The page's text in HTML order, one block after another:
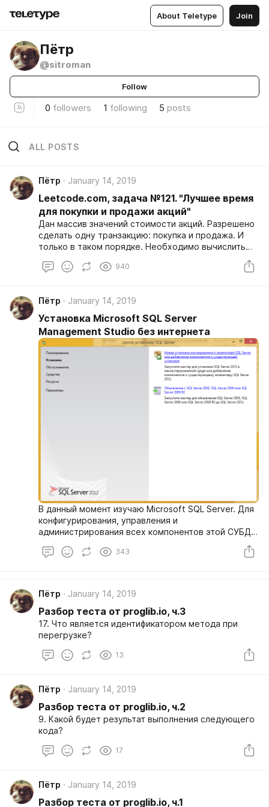
About Teletype Join
Пётр
@sitroman
Follow
0 followers 1 following 5 posts
ALL POSTS
Пётр January 14, 2019
Leetcode.com, задача №121. "Лучшее время
для покупки и продажи акций"
Дан массив значений стоимости акций. Разрешено
сделать одну транзакцию: покупка и продажа. И
только в таком порядке. Необходимо вычислить
максимальную прибыль, которую можно получить.
В противном случае вернуть 0.
940
Пётр January 14, 2019
Установка Microsoft SQL Server
Management Studio без интернета
В данный момент изучаю Microsoft SQL Server. Для
конфигурирования, управления и
администрирования всех компонентов этой СУБД
(система управления базами данных) используется
утилита Management Studio. И понадобилось её
потратил пару часов. Поэтому делюсь
полученными навыками.
343
Пётр January 14, 2019
Разбор теста от proglib.io, ч.3
17. Что является идентификатором метода при
перегрузке?
13
Пётр January 14, 2019
Разбор теста от proglib.io, ч.2
9. Какой будет результат выполнения следующего
кода?
17
Пётр January 14, 2019
Разбор теста от proglib.io, ч.1